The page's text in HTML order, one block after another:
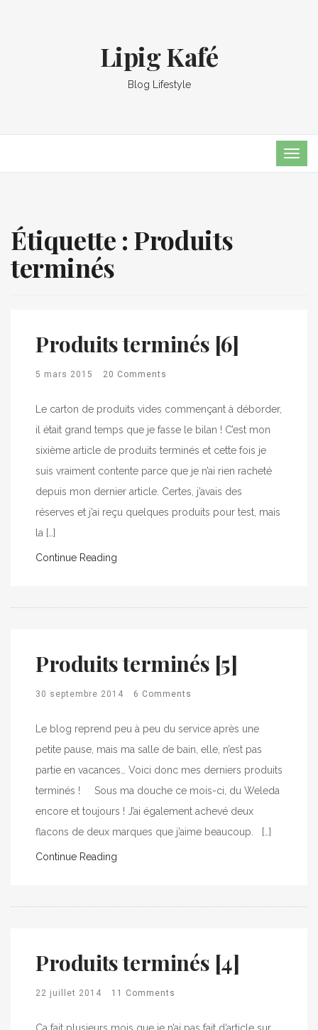
Lipig Kafé
Blog Lifestyle
Étiquette : Produits
terminés
Produits terminés [6]
5 mars 2015 20 Comments
Le carton de produits vides commençant à déborder,
il était grand temps que je fasse le bilan ! C’est mon
sixième article de produits terminés et cette fois je
suis vraiment contente parce que je n’ai rien racheté
depuis mon dernier article. Certes, j’avais des
réserves et j’ai reçu quelques produits pour test, mais
la […]
Continue Reading
Produits terminés [5]
30 septembre 2014 6 Comments
Le blog reprend peu à peu du service après une
petite pause, mais ma salle de bain, elle, n’est pas
partie en vacances… Voici donc mes derniers produits
terminés ! Sous ma douche ce mois-ci, du Weleda
encore et toujours ! J’ai également achevé deux
flacons de deux marques que j’aime beaucoup. […]
Continue Reading
Produits terminés [4]
22 juillet 2014 11 Comments